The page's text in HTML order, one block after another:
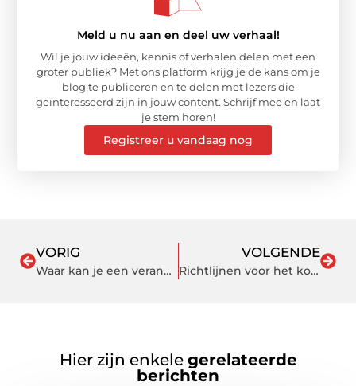
Meld u nu aan en deel uw verhaal!
Wil je jouw ideeën, kennis of verhalen delen met een
groter publiek? Met ons platform krijg je de kans om je
blog te publiceren en te delen met lezers die
geïnteresseerd zijn in jouw content. Schrijf mee en laat
je stem horen!
Registreer u vandaag nog
VORIG
Waar kan je een veranda kopen
VOLGENDE
Richtlijnen voor het kopen van een elektrische relaxstoel
Hier zijn enkele gerelateerde
berichten